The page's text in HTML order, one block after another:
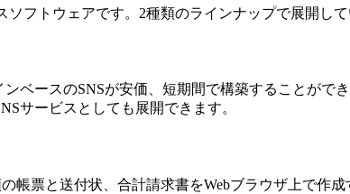
ソフトウェアです。2種類のラインナップで展開して
ンベースのSNSが安価、短期間で構築することが
サービスとしても展開できます。
帳票と送付状、合計請求書をWebブラウザ上で